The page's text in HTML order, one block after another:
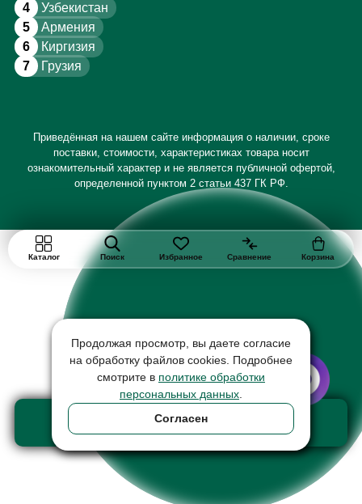
Добавить в корзину
товар на сумму 254700 ₽
4 Узбекистан
5 Армения
6 Киргизия
7 Грузия
Приведённая на нашем сайте информация о наличии, сроке
поставки, стоимости, характеристиках товара носит
ознакомительный характер и не является публичной офертой,
определенной пунктом 2 статьи 437 ГК РФ.
Каталог Поиск Избранное Сравнение Корзина
Продолжая просмотр, вы даете согласие
на обработку файлов cookies. Подробнее
смотрите в политике обработки
персональных данных
Согласен